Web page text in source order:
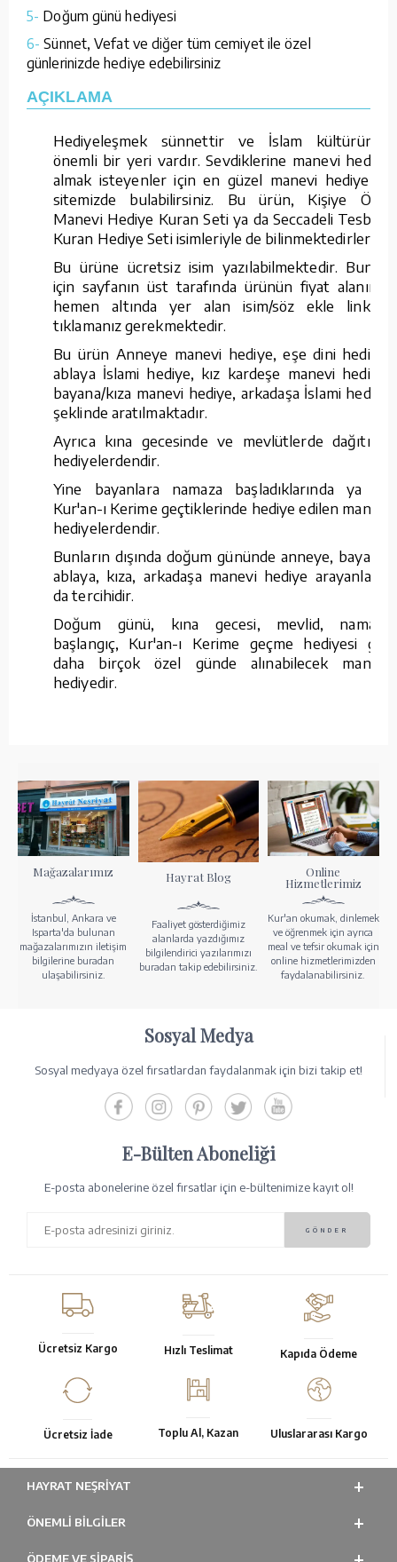
5- Doğum günü hediyesi
6- Sünnet, Vefat ve diğer tüm cemiyet ile özel
günlerinizde hediye edebilirsiniz
AÇIKLAMA
Hediyeleşmek sünnettir ve İslam kültüründe
önemli bir yeri vardır. Sevdiklerine manevi hediye
almak isteyenler için en güzel manevi hediyeleri
sitemizde bulabilirsiniz. Bu ürün, Kişiye Özel
Manevi Hediye Kuran Seti ya da Seccadeli Tesbihli
Kuran Hediye Seti isimleriyle de bilinmektedirler.
Bu ürüne ücretsiz isim yazılabilmektedir. Bunun
için sayfanın üst tarafında ürünün fiyat alanının
hemen altında yer alan isim/söz ekle linkine
tıklamanız gerekmektedir.
Bu ürün Anneye manevi hediye, eşe dini hediye,
ablaya İslami hediye, kız kardeşe manevi hediye,
bayana/kıza manevi hediye, arkadaşa İslami hediye
şeklinde aratılmaktadır.
Ayrıca kına gecesinde ve mevlütlerde dağıtılan
hediyelerdendir.
Yine bayanlara namaza başladıklarında ya da
Kur'an-ı Kerime geçtiklerinde hediye edilen manevi
hediyelerdendir.
Bunların dışında doğum gününde anneye, bayana,
ablaya, kıza, arkadaşa manevi hediye arayanların
da tercihidir.
Doğum günü, kına gecesi, mevlid, namaza
başlangıç, Kur'an-ı Kerime geçme hediyesi gibi
daha birçok özel günde alınabilecek manevi
hediyedir.
Mağazalarımız
İstanbul, Ankara ve
Isparta'da bulunan
mağazalarımızın iletişim
bilgilerine buradan
ulaşabilirsiniz.
Hayrat Blog
Faaliyet gösterdiğimiz
alanlarda yazdığımız
bilgilendirici yazılarımızı
buradan takip edebilirsiniz.
Online
Hizmetlerimiz
Kur'an okumak, dinlemek
ve öğrenmek için ayrıca
meal ve tefsir okumak için
online hizmetlerimizden
faydalanabilirsiniz.
Sosyal Medya
Sosyal medyaya özel fırsatlardan faydalanmak için bizi takip et!
E-Bülten Aboneliği
E-posta abonelerine özel fırsatlar için e-bültenimize kayıt ol!
Ücretsiz Kargo Hızlı Teslimat Kapıda Ödeme
Ücretsiz İade Toplu Al, Kazan Uluslararası Kargo
HAYRAT NEŞRIYAT
ÖNEMLI BILGILER
ÖDEME VE SİPARİŞ